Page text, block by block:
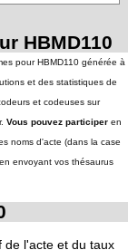
HBMD110
pour HBMD110 générée à
et des statistiques de
et codeuses sur
Vous pouvez participer en
noms d'acte (dans la case
envoyant vos thésaurus
de l'acte et du taux